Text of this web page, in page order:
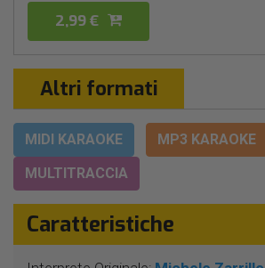
2,99 €
Altri formati
MIDI KARAOKE MP3 KARAOKE
MULTITRACCIA
Caratteristiche